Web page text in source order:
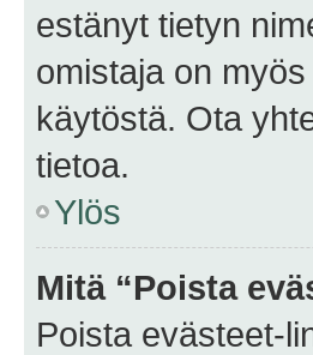
estänyt tietyn
omistaja on
käytöstä. Ota
tietoa.
Ylös
Mitä “Poista
Poista evästeet-